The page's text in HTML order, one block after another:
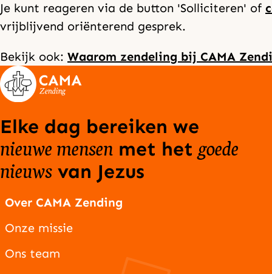
Je kunt reageren via de button 'Solliciteren' of
vrijblijvend oriënterend gesprek.
Bekijk ook: Waarom zendeling bij CAMA
Elke dag bereiken we
nieuwe mensen met het goede
nieuws van Jezus
Over CAMA Zending
Onze missie
Ons team